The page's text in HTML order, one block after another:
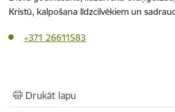
Kristū, kalpošana līdzcilvēkiem un
+371 26611583
Drukāt lapu